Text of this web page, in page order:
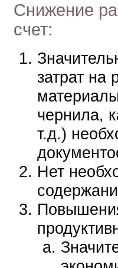
Снижение
счет:
затрат на
чернила,
т.д.)
Нет